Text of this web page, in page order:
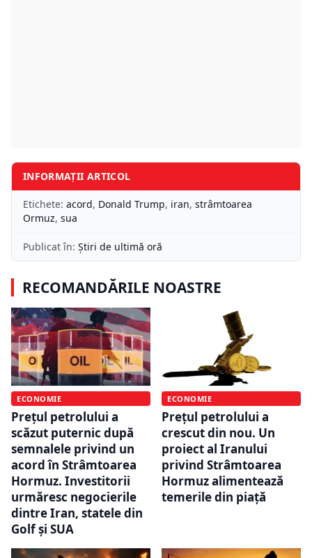
INFORMAȚII ARTICOL
Etichete: acord, Donald Trump, iran, strâmtoarea
Ormuz, sua
Publicat în: Știri de ultimă oră
RECOMANDĂRILE NOASTRE
ECONOMIE
Prețul petrolului a
scăzut puternic după
semnalele privind un
acord în Strâmtoarea
Hormuz. Investitorii
urmăresc negocierile
dintre Iran, statele din
Golf și SUA
ECONOMIE
Prețul petrolului a
crescut din nou. Un
proiect al Iranului
privind Strâmtoarea
Hormuz alimentează
temerile din piață